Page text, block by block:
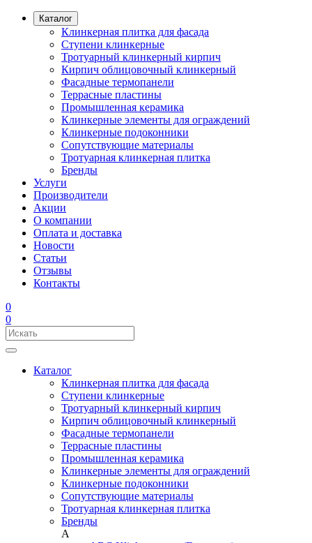
Каталог
Клинкерная плитка для фасада
Ступени клинкерные
Тротуарный клинкерный кирпич
Кирпич облицовочный клинкерный
Фасадные термопанели
Террасные пластины
Промышленная керамика
Клинкерные элементы для ограждений
Клинкерные подоконники
Сопутствующие материалы
Тротуарная клинкерная плитка
Бренды
Услуги
Производители
Акции
О компании
Оплата и доставка
Новости
Статьи
Отзывы
Контакты
0
0
Каталог
Клинкерная плитка для фасада
Ступени клинкерные
Тротуарный клинкерный кирпич
Кирпич облицовочный клинкерный
Фасадные термопанели
Террасные пластины
Промышленная керамика
Клинкерные элементы для ограждений
Клинкерные подоконники
Сопутствующие материалы
Тротуарная клинкерная плитка
Бренды
A